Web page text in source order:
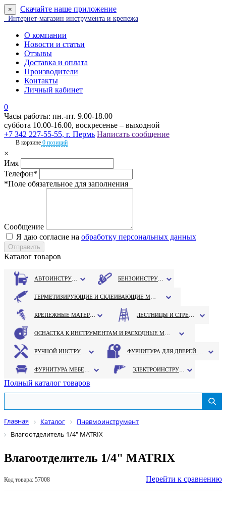
× Скачайте наше приложение
Интернет-магазин инструмента и крепежа
О компании
Новости и статьи
Отзывы
Доставка и оплата
Производители
Контакты
Личный кабинет
0
Часы работы: пн.-пт. 9.00-18.00
суббота 10.00-16.00, воскресенье – выходной
+7 342 227-55-55, г. Пермь Написать сообщение
В корзине 0 позиций
×
Имя
Телефон*
*Поле обязательное для заполнения
Сообщение
Я даю согласие на обработку персональных данных
Каталог товаров
Полный каталог товаров
Главная Каталог
Пневмоинструмент
Влагоотделитель 1/4" MATRIX
Влагоотделитель 1/4" MATRIX
Код товара: 57008 Перейти к сравнению